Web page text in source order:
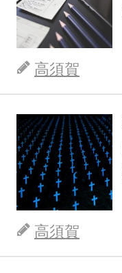
高須賀
高須賀